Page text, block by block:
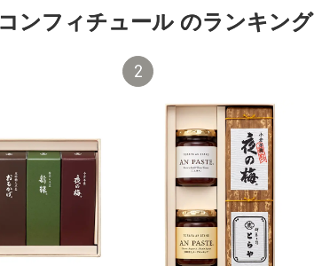
ンフィチュール のランキング
2